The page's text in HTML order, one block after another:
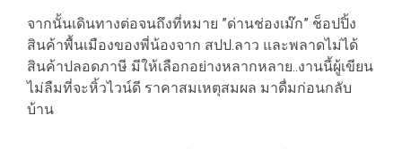
จากนั้นเดินทางต่อจนถึงที่หมาย ”ด่านช่องเม๊ก” ช็อปปิ้ง
สินค้าพื้นเมืองของพี่น้องจาก สปป.ลาว และพลาดไม่ได้
สินค้าปลอดภาษี มีให้เลือกอย่างหลากหลาย..งานนี้ผู้เขียน
ไม่ลืมที่จะหิ้วไวน์ดี ราคาสมเหตุสมผล มาดื่มก่อนกลับ
บ้าน